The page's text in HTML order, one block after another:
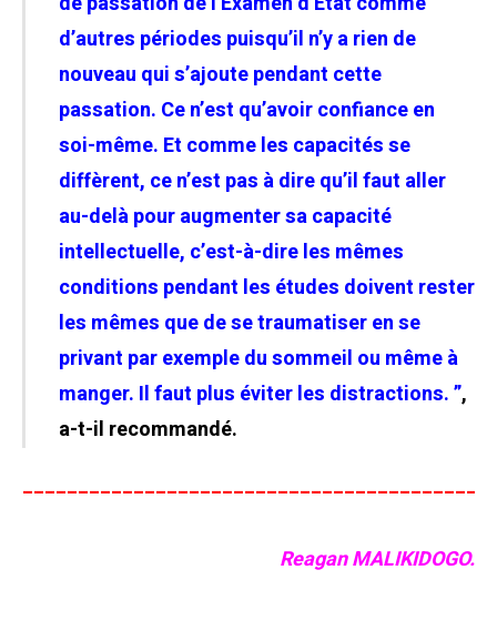
d’autres périodes puisqu’il n’y a rien de
nouveau qui s’ajoute pendant cette
passation. Ce n’est qu’avoir confiance en
soi-même. Et comme les capacités se
diffèrent, ce n’est pas à dire qu’il faut aller
au-delà pour augmenter sa capacité
intellectuelle, c’est-à-dire les mêmes
conditions pendant les études doivent rester
les mêmes que de se traumatiser en se
privant par exemple du sommeil ou même à
manger. Il faut plus éviter les distractions. ”,
a-t-il recommandé.
__________________________________________
Reagan MALIKIDOGO.